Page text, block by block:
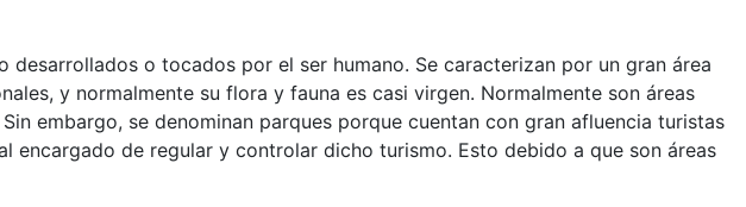
desarrollados o tocados por el ser humano. Se caracterizan por un gran área
y normalmente su flora y fauna es casi virgen. Normalmente son áreas
embargo, se denominan parques porque cuentan con gran afluencia turistas
encargado de regular y controlar dicho turismo. Esto debido a que son áreas